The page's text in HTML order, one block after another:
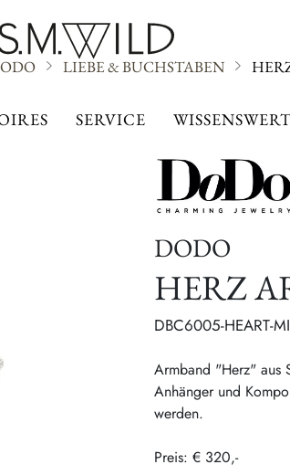
SERVICE
LIEBE & BUCHSTABEN
DODO
HERZ
DBC6005-HEART-
Armband "Herz" aus
Anhänger und
werden.
Preis: € 320,-